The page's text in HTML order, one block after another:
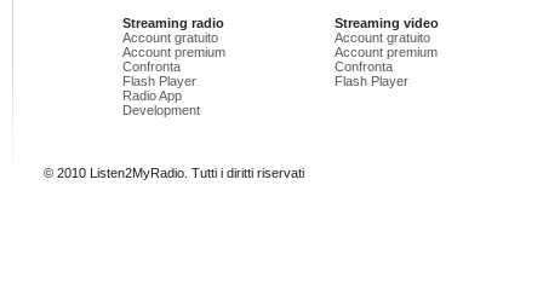
Streaming radio
Account gratuito
Account premium
Confronta
Flash Player
Radio App
Development
Streaming video
Account gratuito
Account premium
Confronta
Flash Player
© 2010 Listen2MyRadio. Tutti i diritti riservati